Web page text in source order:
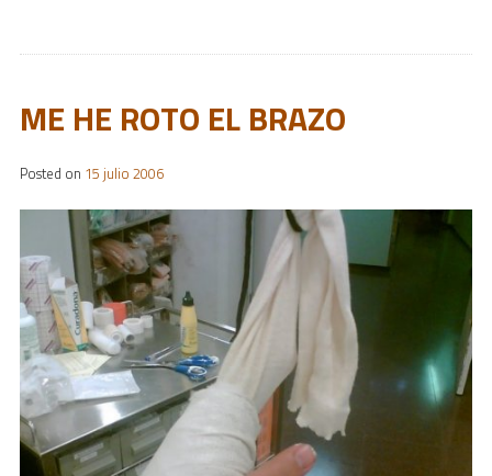
ME HE ROTO EL BRAZO
Posted on 15 julio 2006